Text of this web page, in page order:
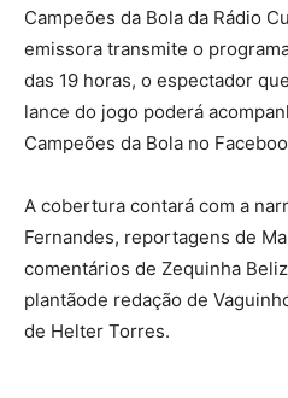
Campeões da Bola da Rádio
emissora transmite o
das 19 horas, o espectador
lance do jogo poderá
Campeões da Bola no
A cobertura contará com a
Fernandes, reportagens de
comentários de Zequinha
plantãode redação de
de Helter Torres.